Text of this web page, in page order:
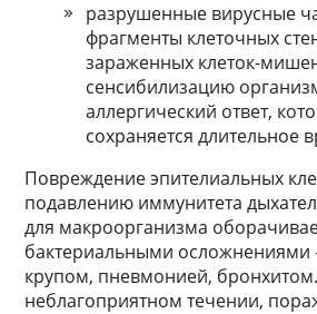
разрушенные вирусные
фрагменты клеточных
зараженных клеток-
сенсибилизацию
аллергический ответ,
сохраняется длительное
Повреждение эпителиальных
подавлению иммунитета
для макроорганизма
бактериальными
крупом, пневмонией,
неблагоприятном течении,